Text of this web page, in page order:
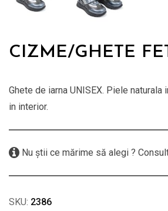
CIZME/GHETE
Ghete de iarna UNISEX. Piele
in interior.
Nu știi ce mărime să alegi ?
SKU: 2386